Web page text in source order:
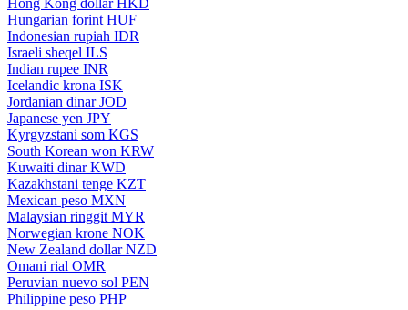
Hong Kong dollar HKD
Hungarian forint HUF
Indonesian rupiah IDR
Israeli sheqel ILS
Indian rupee INR
Icelandic krona ISK
Jordanian dinar JOD
Japanese yen JPY
Kyrgyzstani som KGS
South Korean won KRW
Kuwaiti dinar KWD
Kazakhstani tenge KZT
Mexican peso MXN
Malaysian ringgit MYR
Norwegian krone NOK
New Zealand dollar NZD
Omani rial OMR
Peruvian nuevo sol PEN
Philippine peso PHP